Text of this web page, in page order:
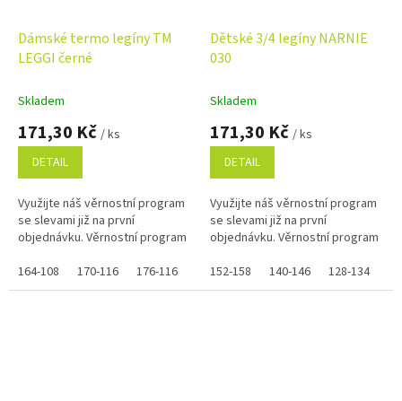
Dámské termo legíny TM
LEGGI černé
Skladem
171,30 Kč / ks
DETAIL
Využijte náš věrnostní program
se slevami již na první
objednávku. Věrnostní program
164-108
170-116 176-116
Dětské 3/4 legíny NARNIE
030
Skladem
171,30 Kč / ks
DETAIL
Využijte náš věrnostní program
se slevami již na první
objednávku. Věrnostní program
152-158
140-146 128-134